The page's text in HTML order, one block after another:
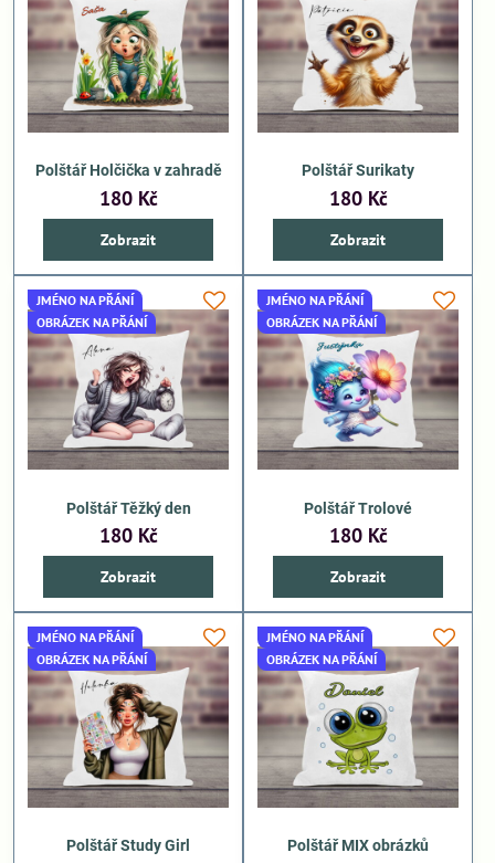
Polštář Holčička v zahradě
180 Kč
Zobrazit
Polštář Surikaty
180 Kč
Zobrazit
JMÉNO NA PŘÁNÍ
OBRÁZEK NA PŘÁNÍ
Polštář Těžký den
180 Kč
Zobrazit
JMÉNO NA PŘÁNÍ
OBRÁZEK NA PŘÁNÍ
Polštář Trolové
180 Kč
Zobrazit
JMÉNO NA PŘÁNÍ
OBRÁZEK NA PŘÁNÍ
Polštář Study Girl
JMÉNO NA PŘÁNÍ
OBRÁZEK NA PŘÁNÍ
Polštář MIX obrázků